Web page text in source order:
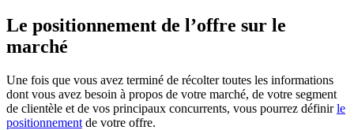
Le positionnement de l’offre sur le
marché
Une fois que vous avez terminé de récolter toutes les informations
dont vous avez besoin à propos de votre marché, de votre segment
de clientèle et de vos principaux concurrents, vous pourrez définirle
positionnement de votre offre.